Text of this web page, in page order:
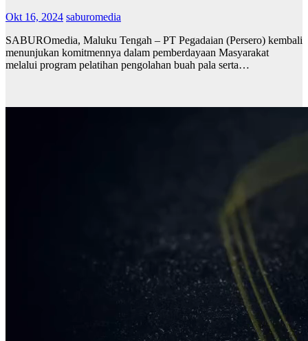
Okt 16, 2024 saburomedia
SABUROmedia, Maluku Tengah – PT Pegadaian (Persero) kembali
menunjukan komitmennya dalam pemberdayaan Masyarakat
melalui program pelatihan pengolahan buah pala serta…